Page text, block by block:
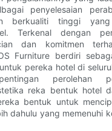
penyelesaian
berkualiti tinggi
Terkenal dengan
dan komitmen
Furniture berdiri
pereka hotel di
perolehan
reka bentuk hotel
bentuk untuk
dahulu yang memenuhi